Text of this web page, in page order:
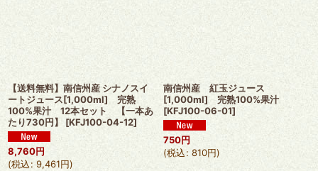
【送料無料】南信州産 シナノスイ
ートジュース[1,000ml] 完熟
100%果汁 12本セット 【一本あ
たり730円】
[KFJ100-04-12]
8,760円
(税込: 9,461円)
南信州産 紅玉ジュース
[1,000ml] 完熟100%果汁
[KFJ100-06-01]
750円
(税込: 810円)